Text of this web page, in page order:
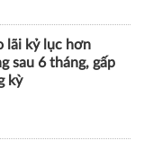
lãi kỷ lục hơn
sau 6 tháng, gấp
kỳ